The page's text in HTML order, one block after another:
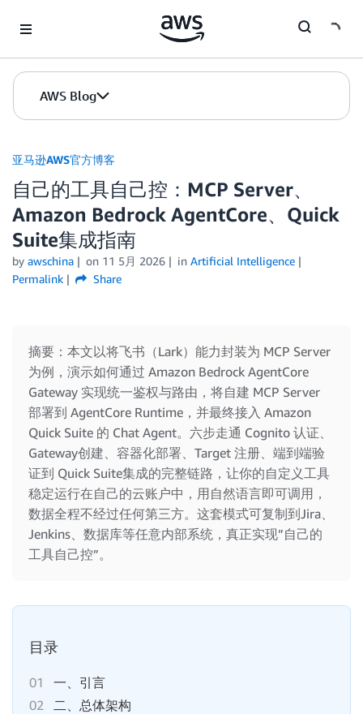
AWS Blog
亚马逊AWS官方博客
自己的工具自己控：MCP Server、
Amazon Bedrock AgentCore、Quick
Suite集成指南
by awschina on 11 5月 2026 in Artificial Intelligence
Permalink
Share
摘要：本文以将飞书（Lark）能力封装为 MCP Server
为例，演示如何通过 Amazon Bedrock AgentCore
Gateway 实现统一鉴权与路由，将自建 MCP Server
部署到 AgentCore Runtime，并最终接入 Amazon
Quick Suite 的 Chat Agent。六步走通 Cognito 认证、
Gateway创建、容器化部署、Target 注册、端到端验
证到 Quick Suite集成的完整链路，让你的自定义工具
稳定运行在自己的云账户中，用自然语言即可调用，
数据全程不经过任何第三方。这套模式可复制到Jira、
Jenkins、数据库等任意内部系统，真正实现”自己的
工具自己控”。
目录
01
一、引言
02 二、总体架构